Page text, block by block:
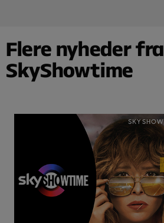
Flere nyheder fra
SkyShowtime